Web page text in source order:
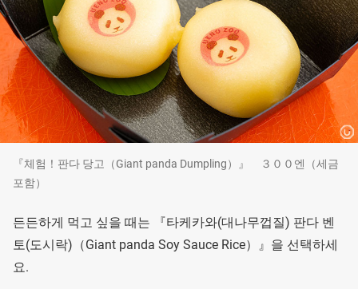
『체험！판다 당고（Giant panda Dumpling）』 ３００엔（세금
포함）
든든하게 먹고 싶을 때는 『타케카와(대나무껍질) 판다 벤
토(도시락)（Giant panda Soy Sauce Rice）』을 선택하세
요.